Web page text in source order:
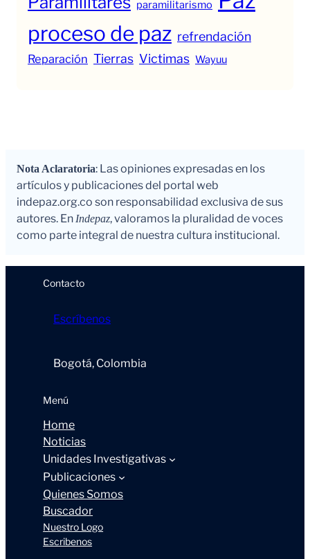
paramilitarismo
proceso de paz refrendación
Reparación Tierras Victimas Wayuu
Nota Aclaratoria: Las opiniones expresadas en los
artículos y publicaciones del portal web
indepaz.org.co son responsabilidad exclusiva de sus
autores. EnIndepaz, valoramos la pluralidad de voces
como parte integral de nuestra cultura institucional.
Contacto
Escríbenos
Bogotá, Colombia
Menú
Home
Noticias
Unidades Investigativas
Publicaciones
Quienes Somos
Buscador
Nuestro Logo
Escribenos